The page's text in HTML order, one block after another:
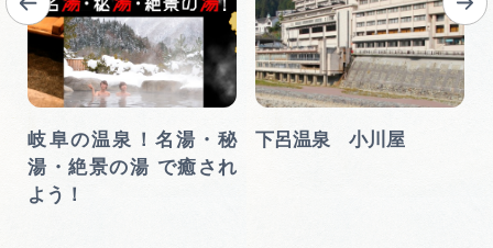
岐阜の温泉！名湯・秘
湯・絶景の湯 で癒され
よう！
下呂温泉 小川屋